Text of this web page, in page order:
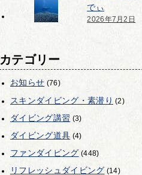
でぃ
2026年7月2日
カテゴリー
お知らせ (76)
スキンダイビング・素潜り (2)
ダイビング講習 (3)
ダイビング道具 (4)
ファンダイビング (448)
リフレッシュダイビング (14)